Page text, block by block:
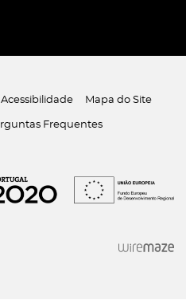
Acessibilidade Mapa do Site
Frequentes